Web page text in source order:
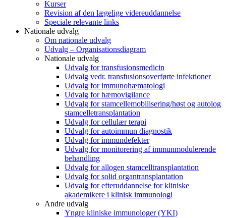
Kurser
Revision af den lægelige videreuddannelse
Speciale relevante links
Nationale udvalg
Om nationale udvalg
Udvalg – Organisationsdiagram
Nationale udvalg
Udvalg for transfusionsmedicin
Udvalg vedr. transfusionsoverførte infektioner
Udvalg for immunohæmatologi
Udvalg for hæmovigilance
Udvalg for stamcellemobilisering/høst og autolog
stamcelletransplantation
Udvalg for cellulær terapi
Udvalg for autoimmun diagnostik
Udvalg for immundefekter
Udvalg for monitorering af immunmodulerende
behandling
Udvalg for allogen stamcelltransplantation
Udvalg for solid organtransplantation
Udvalg for efteruddannelse for kliniske
akademikere i klinisk immunologi
Andre udvalg
Yngre kliniske immunologer (YKI)